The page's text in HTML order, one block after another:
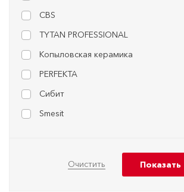
CBS
TYTAN PROFESSIONAL
Копыловская керамика
PERFEKTA
Сибит
Smesit